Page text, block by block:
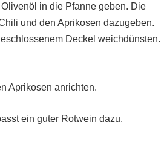
in die Pfanne geben. Die
und den Aprikosen dazugeben.
Deckel weichdünsten.
Aprikosen anrichten.
ein guter Rotwein dazu.